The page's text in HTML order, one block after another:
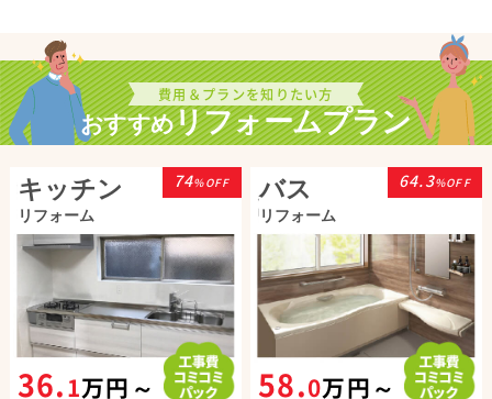
2026年6月15日(月)
大阪市東成区O様より、お風呂交換お見積り…
費用＆プランを知りたい方
おすすめリフォームプラン
74%OFF
キッチン
リフォーム
36. 1 万円～
64.3%OFF
バス
リフォーム
58. 0万円～